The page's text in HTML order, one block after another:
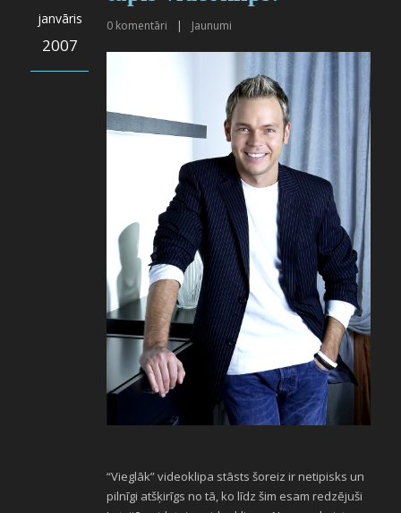
janvāris
2007
0 komentāri | Jaunumi
“Vieglāk” videoklipa stāsts šoreiz ir netipisks un
pilnīgi atšķirīgs no tā, ko līdz šim esam redzējuši